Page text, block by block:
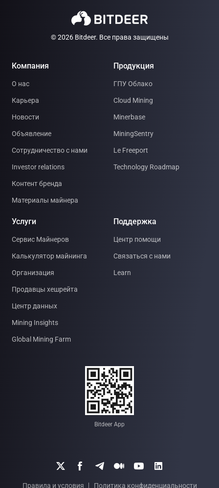
© 2026 Bitdeer. Все права защищены
Bitdeer App
Компания
О нас
Карьера
Новости
Объявление
Сотрудничество с нами
Investor relations
Контент бренда
Материалы майнера
Продукция
ГПУ Облако
Cloud Mining
Minerbase
MiningSentry
Le Freeport
Technology Roadmap
Услуги
Сервис Майнеров
Калькулятор майнинга
Организация
Продавцы хешрейта
Центр данных
Mining Insights
Global Mining Farm
Поддержка
Центр помощи
Связаться с нами
Learn
     
Правила и условия Политика конфиденциальности